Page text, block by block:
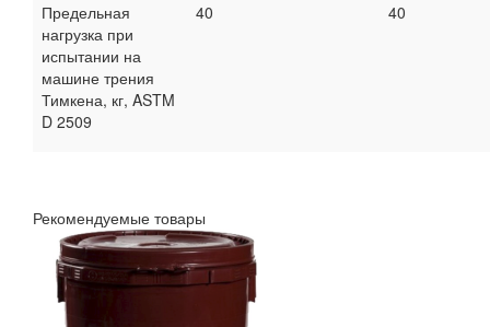
Предельная
нагрузка при
испытании на
машине трения
Тимкена, кг, ASTM
D 2509
40 40
Рекомендуемые товары